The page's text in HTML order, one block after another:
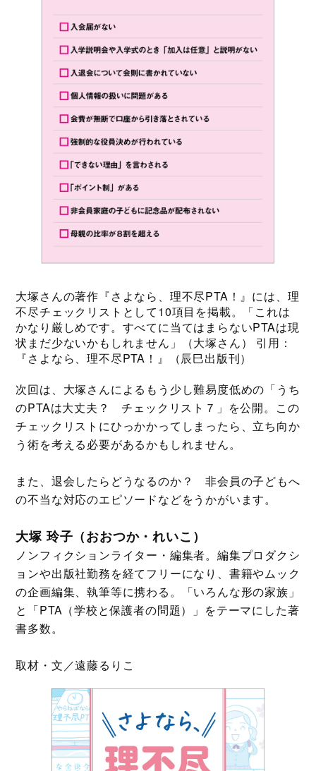
大塚さんの著作『さよなら、理不尽PTA！』には、理
不尽チェックリストとして10項目を掲載。「これは
かなり厳しめです。すべてに当てはまらないPTAは現
状まだ少ないかもしれません」（大塚さん） 引用：
『さよなら、理不尽PTA！』（辰巳出版刊）
次回は、大塚さんによるもう少し難易度低めの「うち
のPTAは大丈夫？ チェックリスト７」を公開。この
チェックリストにひっかかってしまったら、立ち向か
う術を考える必要があるかもしれません。
また、退会したらどうなるのか？ 非会員の子どもへ
の不当な対応のエピソードなどをうかがいます。
大塚 玲子（おおつか・れいこ）
ノンフィクションライター・編集者。編集プロダクシ
ョンや出版社勤務を経てフリーになり、書籍やムック
の企画編集、執筆等に携わる。「いろんな形の家族」
と「PTA（学校と保護者の問題）」をテーマにした著
書多数。
取材・文／遠藤るりこ